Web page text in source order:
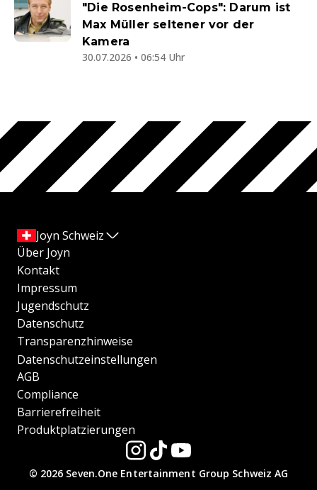
"Die Rosenheim-Cops": Darum ist
Max Müller seltener vor der
Kamera
30.07.2026 • 06:54 Uhr
Joyn Schweiz
Über Joyn
Kontakt
Impressum
Jugendschutz
Datenschutz
Transparenzhinweise
Datenschutzeinstellungen
AGB
Compliance
Barrierefreiheit
Produktplatzierungen
© 2026 Seven.One Entertainment Group Schweiz AG